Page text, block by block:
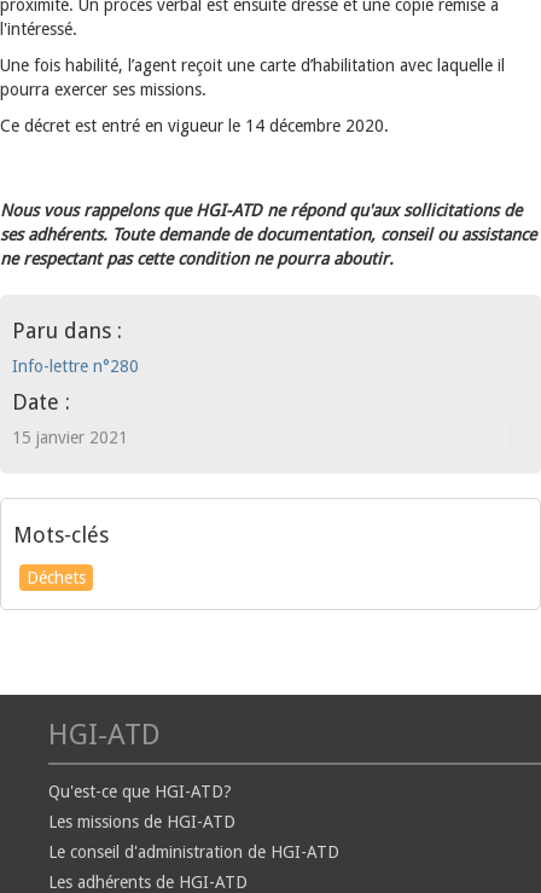
proximité. Un procès verbal est ensuite dressé et une copie remise à
l'intéressé.
Une fois habilité, l’agent reçoit une carte d’habilitation avec laquelle il
pourra exercer ses missions.
Ce décret est entré en vigueur le 14 décembre 2020.
Nous vous rappelons que HGI-ATD ne répond qu'aux sollicitations de
ses adhérents. Toute demande de documentation, conseil ou assistance
ne respectant pas cette condition ne pourra aboutir.
Paru dans :
Info-lettre n°280
Date :
15 janvier 2021
Mots-clés
Déchets
HGI-ATD
Qu'est-ce que HGI-ATD?
Les missions de HGI-ATD
Le conseil d'administration de HGI-ATD
Les adhérents de HGI-ATD